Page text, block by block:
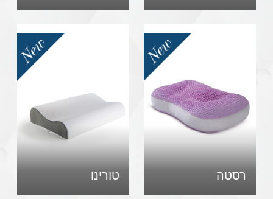
רסטה טורינו